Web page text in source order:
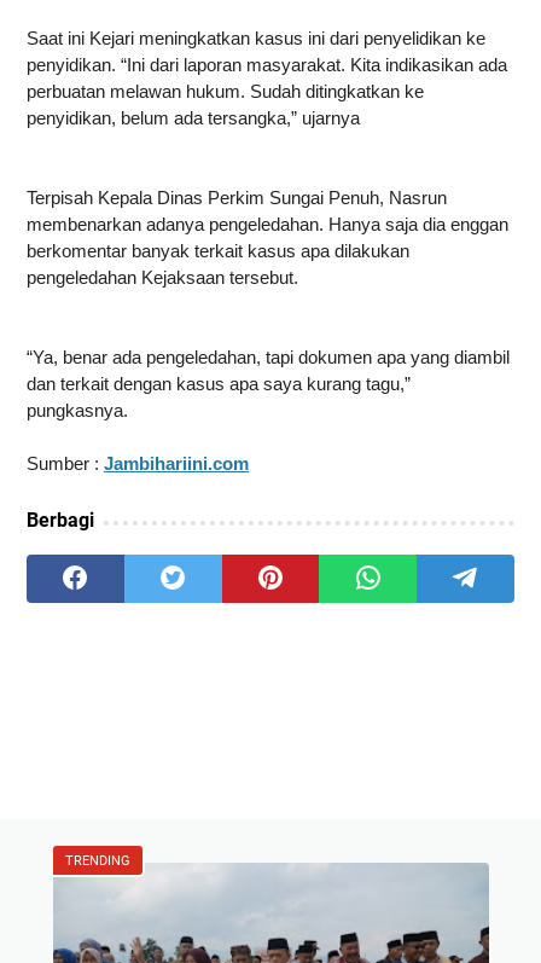
Saat ini Kejari meningkatkan kasus ini dari penyelidikan ke
penyidikan. “Ini dari laporan masyarakat. Kita indikasikan ada
perbuatan melawan hukum. Sudah ditingkatkan ke
penyidikan, belum ada tersangka,” ujarnya
Terpisah Kepala Dinas Perkim Sungai Penuh, Nasrun
membenarkan adanya pengeledahan. Hanya saja dia enggan
berkomentar banyak terkait kasus apa dilakukan
pengeledahan Kejaksaan tersebut.
“Ya, benar ada pengeledahan, tapi dokumen apa yang diambil
dan terkait dengan kasus apa saya kurang tagu,”
pungkasnya.
Sumber : Jambihariini.com
Berbagi
TRENDING